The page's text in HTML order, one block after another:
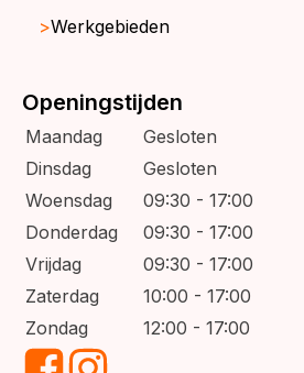
Werkgebieden
Openingstijden
Maandag
Gesloten
Dinsdag
Gesloten
Woensdag
09:30 - 17:00
Donderdag
09:30 - 17:00
Vrijdag
09:30 - 17:00
Zaterdag
10:00 - 17:00
Zondag
12:00 - 17:00